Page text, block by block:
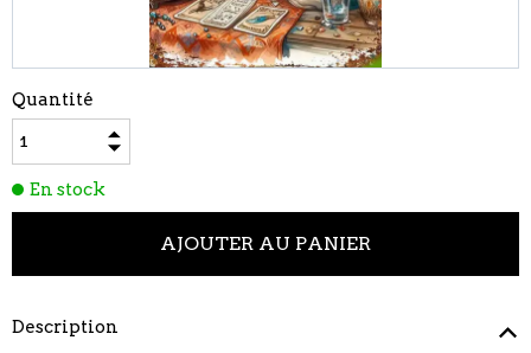
Quantité
En stock
Description